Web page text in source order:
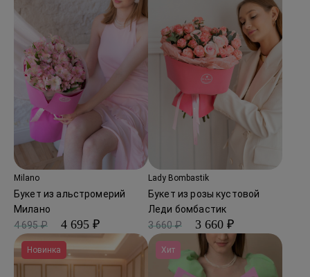
Milano
Букет из альстромерий
Милано
4 695 ₽
4 695 ₽
Lady Bombastik
Букет из розы кустовой
Леди бомбастик
3 660 ₽
3 660 ₽
Новинка Хит